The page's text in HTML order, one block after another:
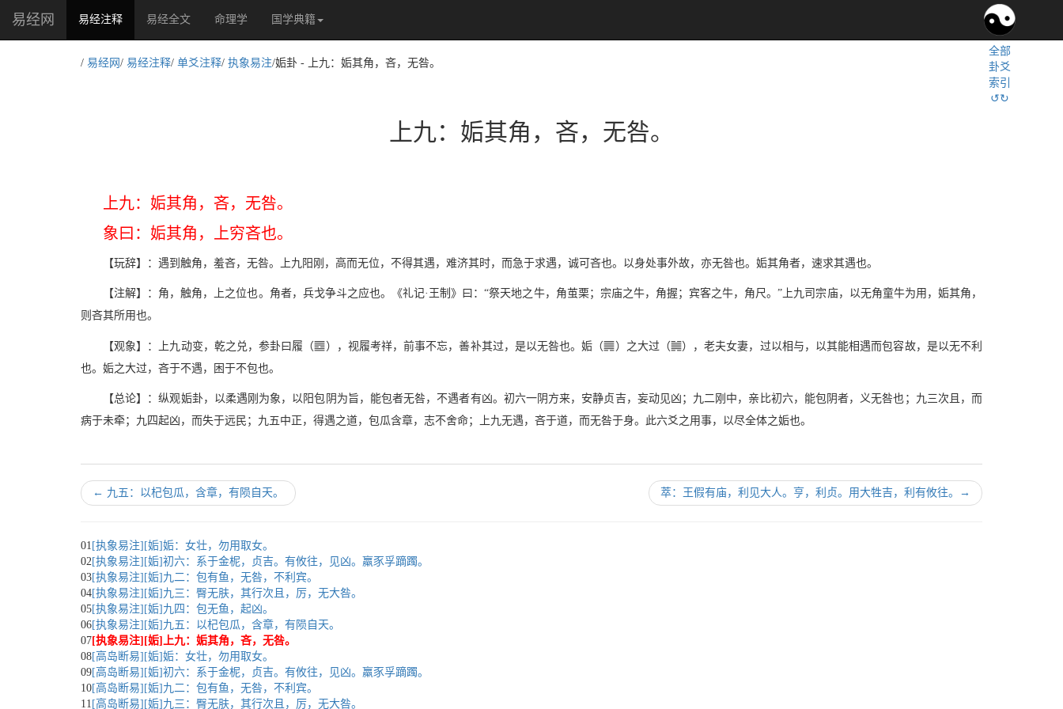
易经网 易经注释(current)易经全文 命理学 国学典籍
全部
卦爻
索引
↺↻
/ 易经网 / 易经注释/ 单爻注释/ 执象易注/姤卦 - 上九：姤其角，吝，无咎。
上九：姤其角，吝，无咎。
上九：姤其角，吝，无咎。
象曰：姤其角，上穷吝也。
【玩辞】：遇到触角，羞吝，无咎。上九阳刚，高而无位，不得其遇，难济其时，而急于求遇，诚可吝也。以身处事外故，亦无咎也。姤其角者，速求其遇也。
【注解】：角，触角，上之位也。角者，兵戈争斗之应也。《礼记·王制》曰：“祭天地之牛，角茧栗；宗庙之牛，角握；宾客之牛，角尺。”上九司宗庙，以无角童牛为用，姤其角，
则吝其所用也。
【观象】：上九动变，乾之兑，参卦曰履（p），视履考祥，前事不忘，善补其过，是以无咎也。姤（n）之大过（,），老夫女妻，过以相与，以其能相遇而包容故，是以无不利
也。姤之大过，吝于不遇，困于不包也。
【总论】：纵观姤卦，以柔遇刚为象，以阳包阴为旨，能包者无咎，不遇者有凶。初六一阴方来，安静贞吉，妄动见凶；九二刚中，亲比初六，能包阴者，义无咎也；九三次且，而
病于未牵；九四起凶，而失于远民；九五中正，得遇之道，包瓜含章，志不舍命；上九无遇，吝于道，而无咎于身。此六爻之用事，以尽全体之姤也。
← 九五：以杞包瓜，含章，有陨自天。 萃：王假有庙，利见大人。亨，利贞。用大牲吉，利有攸往。 →
01 [执象易注][姤]姤：女壮，勿用取女。
02[执象易注][姤]初六：系于金柅，贞吉。有攸往，见凶。羸豕孚蹢躅。
03[执象易注][姤]九二：包有鱼，无咎，不利宾。
04[执象易注][姤]九三：臀无肤，其行次且，厉，无大咎。
05[执象易注][姤]九四：包无鱼，起凶。
06[执象易注][姤]九五：以杞包瓜，含章，有陨自天。
07[执象易注][姤]上九：姤其角，吝，无咎。
08[高岛断易][姤]姤：女壮，勿用取女。
09[高岛断易][姤]初六：系于金柅，贞吉。有攸往，见凶。羸豕孚蹢躅。
10[高岛断易][姤]九二：包有鱼，无咎，不利宾。
11 [高岛断易][姤]九三：臀无肤，其行次且，厉，无大咎。